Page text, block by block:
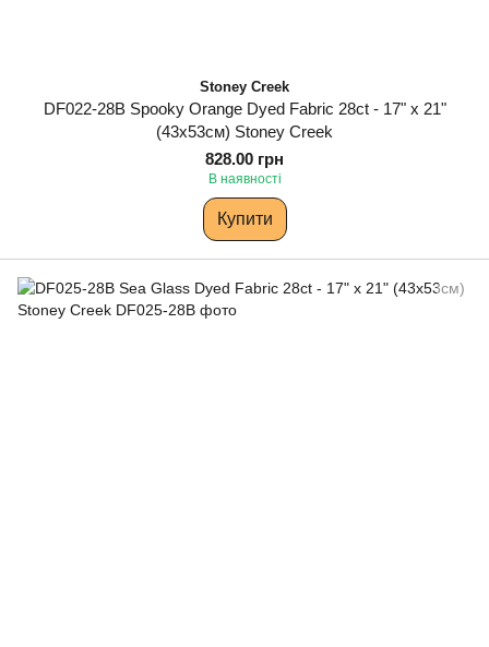
Stoney Creek
DF022-28B Spooky Orange Dyed Fabric 28ct - 17" x 21"
(43х53см) Stoney Creek
828.00 грн
В наявності
Купити